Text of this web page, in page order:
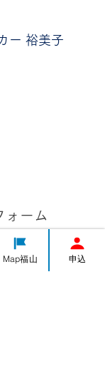
ー 裕美子
ォーム
Map福山 申込